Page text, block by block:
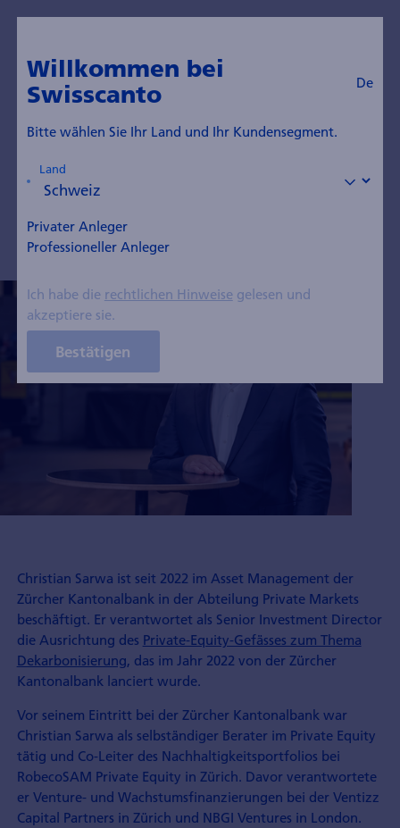
Christian Sarwa
(Portfoliomanager Private Markets)
Christian Sarwa ist seit 2022 im Asset Management der
Zürcher Kantonalbank in der Abteilung Private Markets
beschäftigt. Er verantwortet als Senior Investment Director
die Ausrichtung des Private-Equity-Gefässes zum Thema
Dekarbonisierung, das im Jahr 2022 von der Zürcher
Kantonalbank lanciert wurde.
Vor seinem Eintritt bei der Zürcher Kantonalbank war
Christian Sarwa als selbständiger Berater im Private Equity
tätig und Co-Leiter des Nachhaltigkeitsportfolios bei
RobecoSAM Private Equity in Zürich. Davor verantwortete
er Venture- und Wachstumsfinanzierungen bei der Ventizz
Capital Partners in Zürich und NBGI Ventures in London.
Willkommen bei
Swisscanto
De
Bitte wählen Sie Ihr Land und Ihr Kundensegment.
Land
Privater Anleger
Professioneller Anleger
Ich habe die rechtlichen Hinweisegelesen und
akzeptiere sie.
Bestätigen